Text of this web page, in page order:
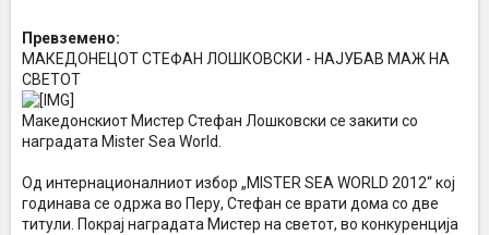
Превземено:
МАКЕДОНЕЦОТ СТЕФАН ЛОШКОВСКИ - НАЈУБАВ МАЖ НА
СВЕТОТ
Македонскиот Мистер Стефан Лошковски се закити со
наградата Mister Sea World.
Од интернационалниот избор „MISTER SEA WORLD 2012“ кој
годинава се одржа во Перу, Стефан се врати дома со две
титули. Покрај наградата Мистер на светот, во конкуренција